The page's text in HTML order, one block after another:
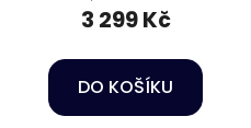
3 299 Kč
DO KOŠÍKU